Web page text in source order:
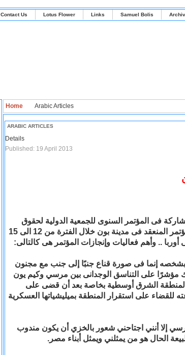
Contact Us Lotus Flower Links Samuel Bolis
Home Arabic Articles
ARABIC ARTICLES
Details
Published: 19 April 2013
فى المؤتمر السنوى للجمعية الدولية لحقوق
الإنسان الألمانية.. وهذا العام شاركت في المؤتمر المنعقد فى مدينة بون خلال الفترة من 12 الى 15
.. وأهم فعاليات وإنجازات المؤتمر هى كالتالى:
إنما فى صورة قناع جنبًا إلى جنب مع مجنون
مؤشرًا على التناسق الوجدانى بين مرسي وكيم يون
المنطقة الشرق أوسطية بخاصة بعد أن قضى على
للقضاء على استقرار المنطقة بميليشياتها العسكرية
إلا أنني اجتاحني شعور بالخزي أن يكون مندوب
الحال هو من يمثلني ويمثل أبناء مصر.